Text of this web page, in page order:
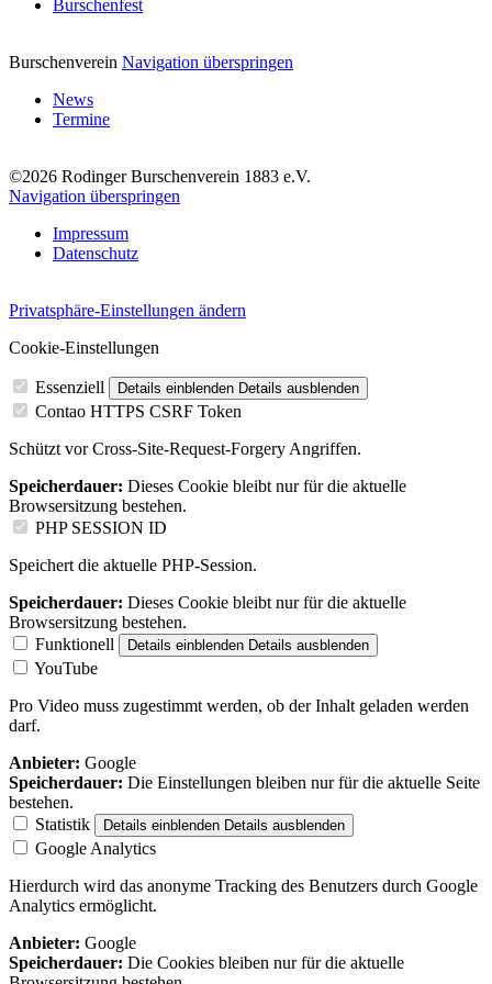
Burschenfest
Burschenverein Navigation überspringen
News
Termine
©2026 Rodinger Burschenverein 1883 e.V.
Navigation überspringen
Impressum
Datenschutz
Privatsphäre-Einstellungen ändern
Cookie-Einstellungen
Essenziell Details einblenden Details ausblenden
Contao HTTPS CSRF Token
Schützt vor Cross-Site-Request-Forgery Angriffen.
Speicherdauer: Dieses Cookie bleibt nur für die aktuelle
Browsersitzung bestehen.
PHP SESSION ID
Speichert die aktuelle PHP-Session.
Speicherdauer: Dieses Cookie bleibt nur für die aktuelle
Browsersitzung bestehen.
Funktionell
Details einblenden Details ausblenden
YouTube
Pro Video muss zugestimmt werden, ob der Inhalt geladen werden
darf.
Anbieter: Google
Speicherdauer: Die Einstellungen bleiben nur für die aktuelle Seite
bestehen.
Statistik
Details einblenden Details ausblenden
Google Analytics
Hierdurch wird das anonyme Tracking des Benutzers durch Google
Analytics ermöglicht.
Anbieter: Google
Speicherdauer: Die Cookies bleiben nur für die aktuelle